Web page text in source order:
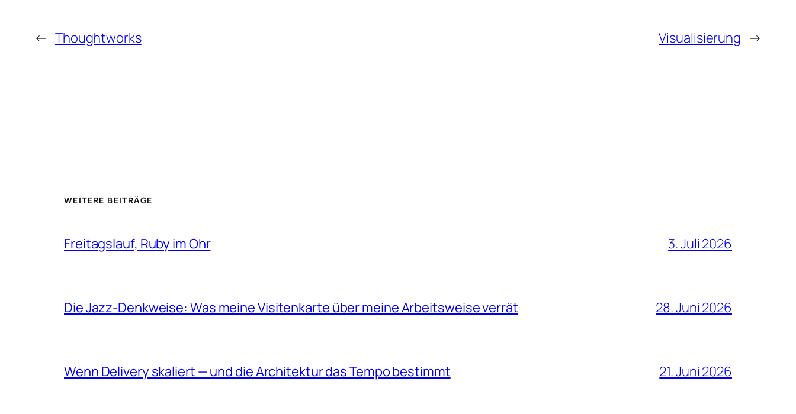
← Thoughtworks Visualisierung →
WEITERE BEITRÄGE
Freitagslauf, Ruby im Ohr 3. Juli 2026
Die Jazz-Denkweise: Was meine Visitenkarte über meine Arbeitsweise verrät 28. Juni 2026
Wenn Delivery skaliert — und die Architektur das Tempo bestimmt 21. Juni 2026